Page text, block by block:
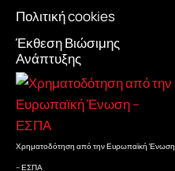
Πολιτική cookies
Έκθεση Βιώσιμης
Ανάπτυξης
Χρηματοδότηση από την Ευρωπαϊκή Ένωση
– ΕΣΠΑ